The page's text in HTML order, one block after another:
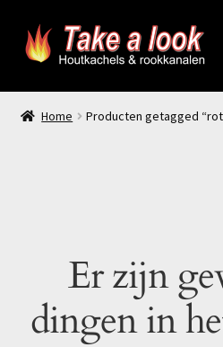
Ga
door
Ga
naar
Home
Producten
Home Producten getagged
Er zijn
dingen in